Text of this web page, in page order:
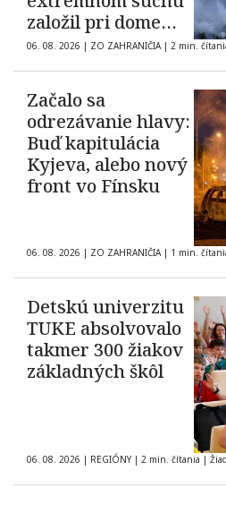
založil pri dome
oheň
06. 08. 2026 | ZO ZAHRANIČIA | 2 min.
Začalo sa
odrezávanie hlavy:
Buď kapitulácia
Kyjeva, alebo nový
front vo Fínsku
06. 08. 2026 | ZO ZAHRANIČIA | 1 min.
Detskú univerzitu
TUKE absolvovalo
takmer 300 žiakov
základných škôl
06. 08. 2026 | REGIÓNY | 2 min. čítania |